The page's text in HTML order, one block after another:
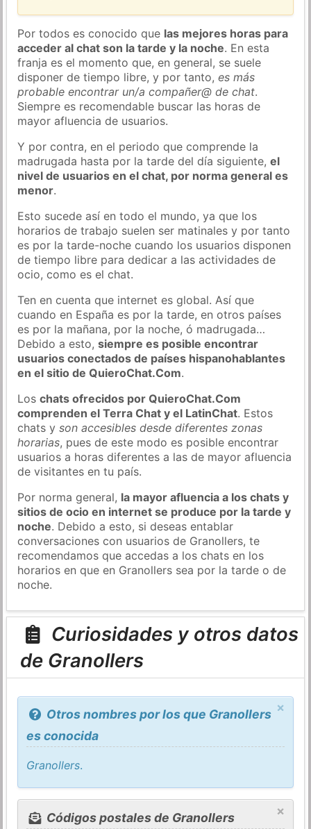
Por todos es conocido que las mejores horas para
acceder al chat son la tarde y la noche. En esta
franja es el momento que, en general, se suele
disponer de tiempo libre, y por tanto,es más
probable encontrar un/a compañer@ de chat.
Siempre es recomendable buscar las horas de
mayor afluencia de usuarios.
Y por contra, en el periodo que comprende la
madrugada hasta por la tarde del día siguiente,el
nivel de usuarios en el chat, por norma general es
menor.
Esto sucede así en todo el mundo, ya que los
horarios de trabajo suelen ser matinales y por tanto
es por la tarde-noche cuando los usuarios disponen
de tiempo libre para dedicar a las actividades de
ocio, como es el chat.
Ten en cuenta que internet es global. Así que
cuando en España es por la tarde, en otros países
es por la mañana, por la noche, ó madrugada…
Debido a esto,siempre es posible encontrar
usuarios conectados de países hispanohablantes
en el sitio de QuieroChat.Com.
Loschats ofrecidos por QuieroChat.Com
comprenden el Terra Chat y el LatinChat. Estos
chats yson accesibles desde diferentes zonas
horarias, pues de este modo es posible encontrar
usuarios a horas diferentes a las de mayor afluencia
de visitantes en tu país.
Por norma general, la mayor afluencia a los chats y
sitios de ocio en internet se produce por la tarde y
noche. Debido a esto, si deseas entablar
conversaciones con usuarios de Granollers, te
recomendamos que accedas a los chats en los
horarios en que en Granollers sea por la tarde o de
noche.
Curiosidades y otros datos
de Granollers
×
Otros nombres por los que Granollers
es conocida
Granollers.
×
Códigos postales de Granollers